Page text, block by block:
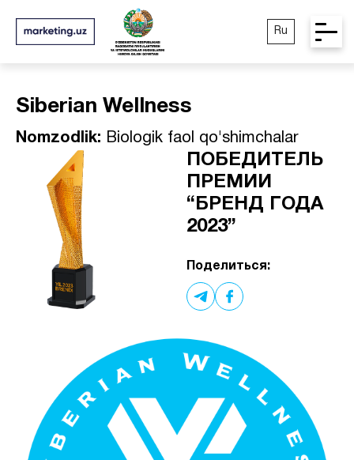
Ru
Siberian Wellness
Nomzodlik: Biologik faol qo'shimchalar
ПОБЕДИТЕЛЬ
ПРЕМИИ
“БРЕНД ГОДА
2023”
Поделиться: